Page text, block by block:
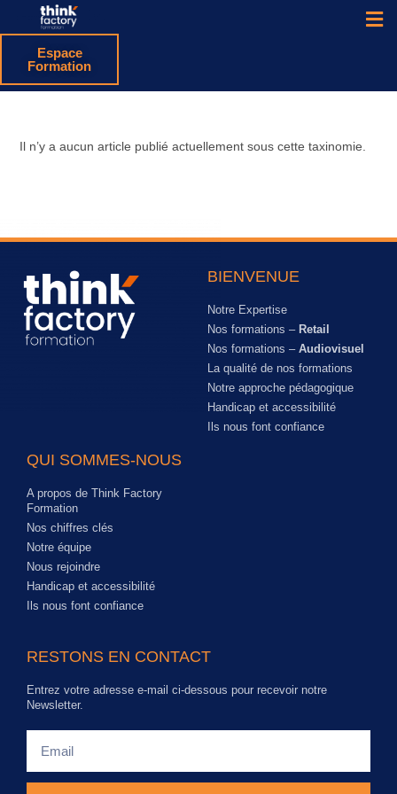
Espace
Formation
Il n’y a aucun article publié actuellement sous cette taxinomie.
BIENVENUE
Notre Expertise
Nos formations – Retail
Nos formations – Audiovisuel
La qualité de nos formations
Notre approche pédagogique
Handicap et accessibilité
Ils nous font confiance
QUI SOMMES-NOUS
A propos de Think Factory
Formation
Nos chiffres clés
Notre équipe
Nous rejoindre
Handicap et accessibilité
Ils nous font confiance
RESTONS EN CONTACT
Entrez votre adresse e-mail ci-dessous pour recevoir notre
Newsletter.